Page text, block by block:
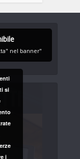
nel banner"
si
i